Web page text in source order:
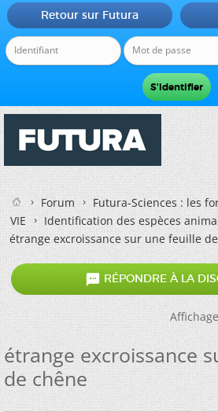
Retour sur Futura
Forum
Futura-Sciences : les
VIE
Identification des espèces
étrange excroissance sur une feuille
 RÉPONDRE À LA
étrange excroissance
de chêne